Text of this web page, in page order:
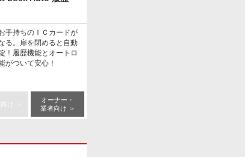
手持ちのＩＣカードが
る。扉を閉めると自動
！履歴機能とオートロ
がついて安心！
け ＞
オーナー・
業者向け ＞